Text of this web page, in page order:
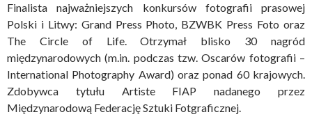
Finalista najważniejszych konkursów fotografii prasowej
Polski i Litwy: Grand Press Photo, BZWBK Press Foto oraz
The Circle of Life. Otrzymał blisko 30 nagród
międzynarodowych (m.in. podczas tzw. Oscarów fotografii –
International Photography Award) oraz ponad 60 krajowych.
Zdobywca tytułu Artiste FIAP nadanego przez
Międzynarodową Federację Sztuki Fotgraficznej.